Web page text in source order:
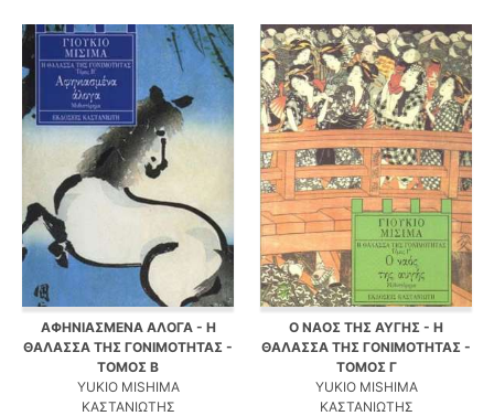
ΑΦΗΝΙΑΣΜΕΝΑ ΑΛΟΓΑ - Η
ΘΑΛΑΣΣΑ ΤΗΣ ΓΟΝΙΜΟΤΗΤΑΣ -
ΤΟΜΟΣ Β
YUKIO MISHIMA
ΚΑΣΤΑΝΙΩΤΗΣ
Ο ΝΑΟΣ ΤΗΣ ΑΥΓΗΣ - Η
ΘΑΛΑΣΣΑ ΤΗΣ ΓΟΝΙΜΟΤΗΤΑΣ -
ΤΟΜΟΣ Γ
YUKIO MISHIMA
ΚΑΣΤΑΝΙΩΤΗΣ